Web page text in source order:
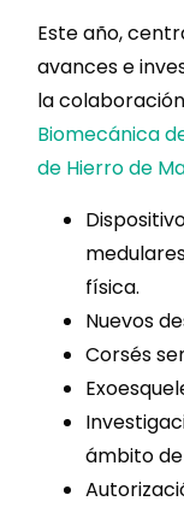
Este año,
avances e
la
Biomecánica
de Hierro de
física.
Nuevos
Corsés
ámbito